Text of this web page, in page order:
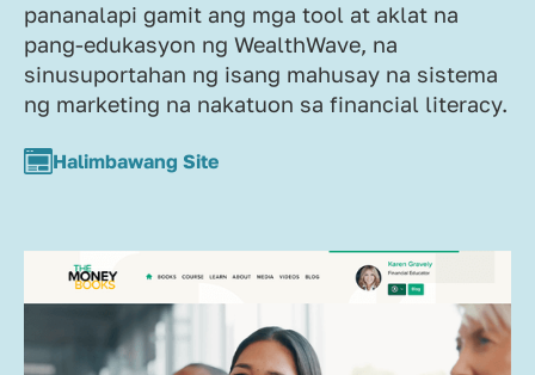
pananalapi gamit ang mga tool at aklat na
pang-edukasyon ng WealthWave, na
sinusuportahan ng isang mahusay na sistema
ng marketing na nakatuon sa financial literacy.
Halimbawang Site